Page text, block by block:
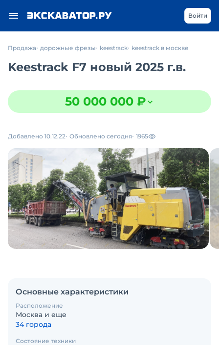
Войти
Продажа дорожные фрезы keestrack keestrack в москве
Keestrack F7 новый 2025 г.в.
50 000 000 ₽
Добавлено 10.12.22 Обновлено сегодня 1965
Основные характеристики
Расположение
Москва и еще
34 города
Состояние техники